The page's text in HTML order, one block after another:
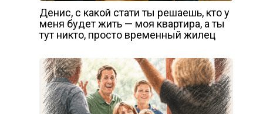
Денис, с какой стати ты решаешь, кто у
меня будет жить — моя квартира, а ты
тут никто, просто временный жилец